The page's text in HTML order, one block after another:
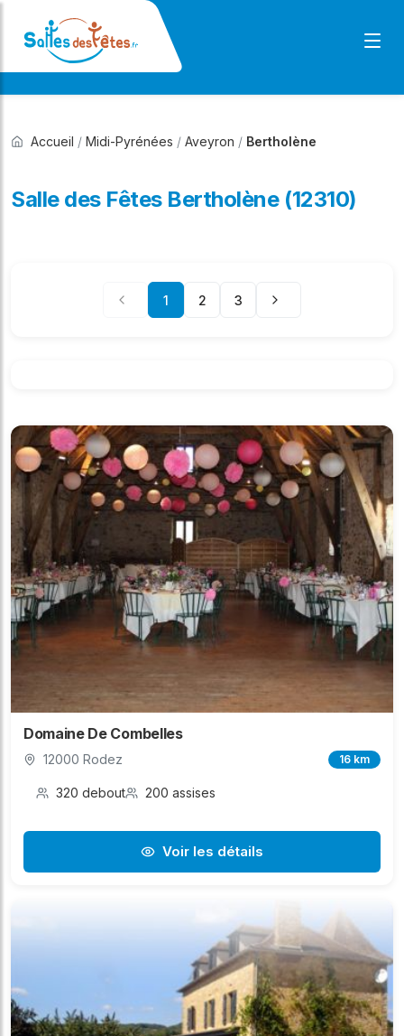
Accueil / Midi-Pyrénées / Aveyron / Bertholène
Salle des Fêtes Bertholène (12310)
1 2 3
Domaine De Combelles
12000 Rodez 16 km
320 debout 200 assises
Voir les détails